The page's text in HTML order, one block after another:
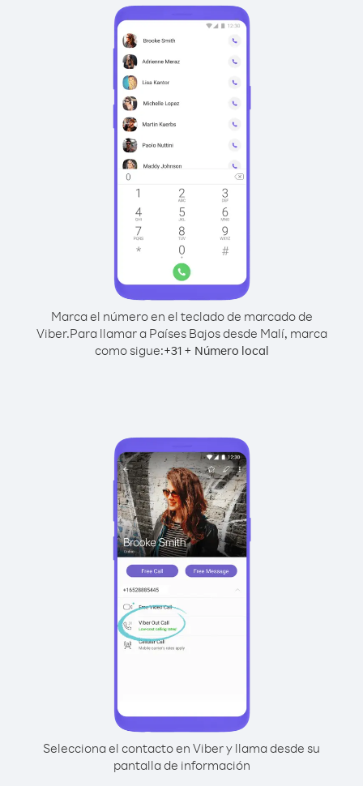
Marca el número en el teclado de marcado de
Viber.Para llamar a Países Bajos desde Malí, marca
como sigue:+31+ Número local
Selecciona el contacto en Viber y llama desde su
pantalla de información